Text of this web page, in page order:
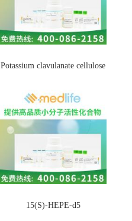
Potassium clavulanate cellulose
15(S)-HEPE-d5